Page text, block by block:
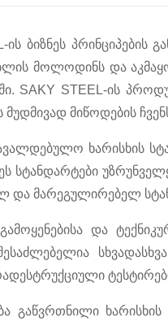
ის ბიზნეს
მოლოდინს და
SAKY STEEL-ის
მიწოდების
ხარისხის
სტანდარტები
და მარეგულირებელ
და
გაწვრთნილი ხარისხის